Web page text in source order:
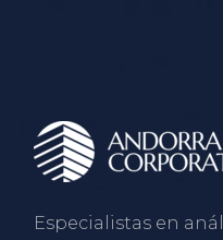
Especialistas en